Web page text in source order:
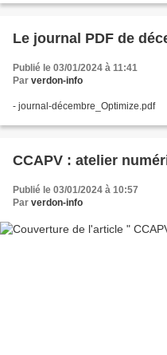
Le journal PDF de
Publié le 03/01/2024 à 11:41
Par verdon-info
- journal-décembre_Optimize.pdf
CCAPV : atelier
Publié le 03/01/2024 à 10:57
Par verdon-info